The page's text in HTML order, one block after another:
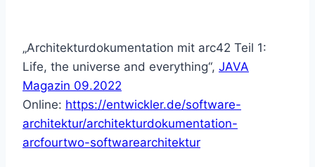
„Architekturdokumentation mit arc42 Teil 1:
Life, the universe and everything“, JAVA
Magazin 09.2022
Online: https://entwickler.de/software-
architektur/architekturdokumentation-
arcfourtwo-softwarearchitektur